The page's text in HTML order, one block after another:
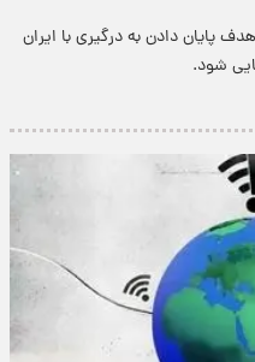
پایان دادن به درگیری با ایران
شود.